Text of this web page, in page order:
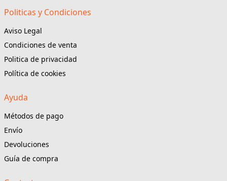
Politicas y Condiciones
Aviso Legal
Condiciones de venta
Politica de privacidad
Política de cookies
Ayuda
Métodos de pago
Envío
Devoluciones
Guía de compra